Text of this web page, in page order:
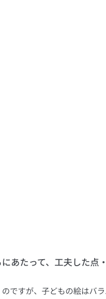
あたって、工夫した点
ですが、子どもの絵はバ